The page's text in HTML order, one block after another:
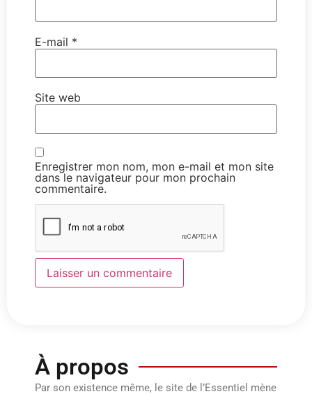
E-mail *
Site web
Enregistrer mon nom, mon e-mail et mon site
dans le navigateur pour mon prochain
commentaire.
À propos
Par son existence même, le site de l’Essentiel mène